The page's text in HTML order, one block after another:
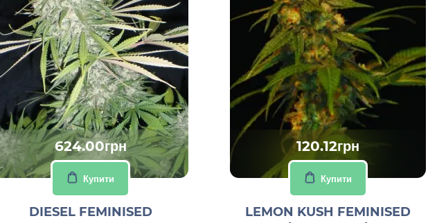
624.00грн
Купити
DIESEL FEMINISED
120.12грн
Купити
LEMON KUSH FEMINISED